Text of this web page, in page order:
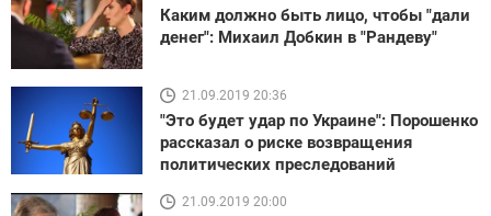
Каким должно быть лицо, чтобы "дали
денег": Михаил Добкин в "Рандеву"
21.09.2019 20:36
"Это будет удар по Украине": Порошенко
рассказал о риске возвращения
политических преследований
21.09.2019 20:00